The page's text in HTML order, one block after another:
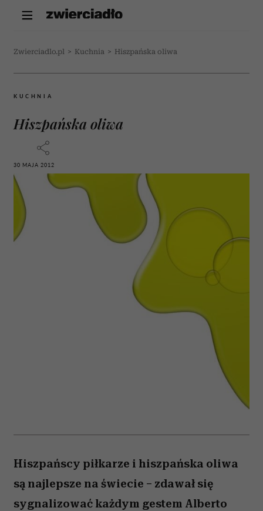
Zwierciadlo.pl > Kuchnia > Hiszpańska oliwa
KUCHNIA
Hiszpańska oliwa
30 MAJA 2012
Hiszpańscy piłkarze i hiszpańska oliwa
są najlepsze na świecie – zdawał się
sygnalizować każdym gestem Alberto